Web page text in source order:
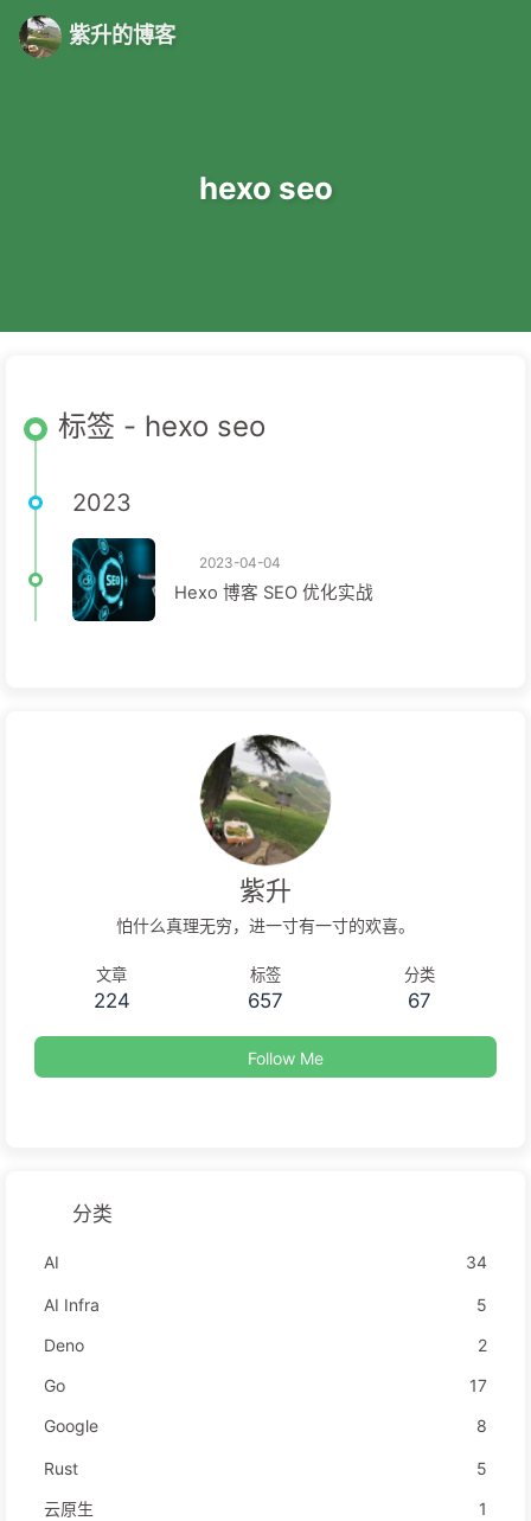
紫升的博客
hexo seo
标签 - hexo seo
2023
2023-04-04
Hexo 博客 SEO 优化实战
紫升
怕什么真理无穷，进一寸有一寸的欢喜。
文章
224
标签
657
分类
67
Follow Me
分类
AI 34
AI Infra
5
Deno
2
Go
17
Google
8
Rust
5
云原生
1